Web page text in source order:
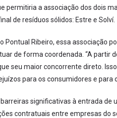
permitiria a associação dos dois
de resíduos sólidos: Estre e Solví.
Pontual Ribeiro, essa associação
de forma coordenada. “A partir
seu maior concorrente direto.
para os consumidores e para
significativas à entrada de
contratuais entre empresas do